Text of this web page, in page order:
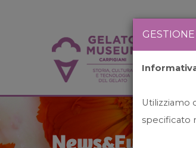
News&Events
Utilizziamo
specificato